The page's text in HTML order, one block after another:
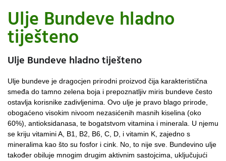
Ulje Bundeve hladno
tiješteno
Ulje Bundeve hladno tiješteno
Ulje bundeve je dragocjen prirodni proizvod čija karakteristična
smeđa do tamno zelena boja i prepoznatljiv miris bundeve često
ostavlja korisnike zadivljenima. Ovo ulje je pravo blago prirode,
obogaćeno visokim nivoom nezasićenih masnih kiselina (oko
60%), antioksidanasa, te bogatstvom vitamina i minerala. U njemu
se kriju vitamini A, B1, B2, B6, C, D, i vitamin K, zajedno s
mineralima kao što su fosfor i cink. No, to nije sve. Bundevino ulje
također obiluje mnogim drugim aktivnim sastojcima, uključujući